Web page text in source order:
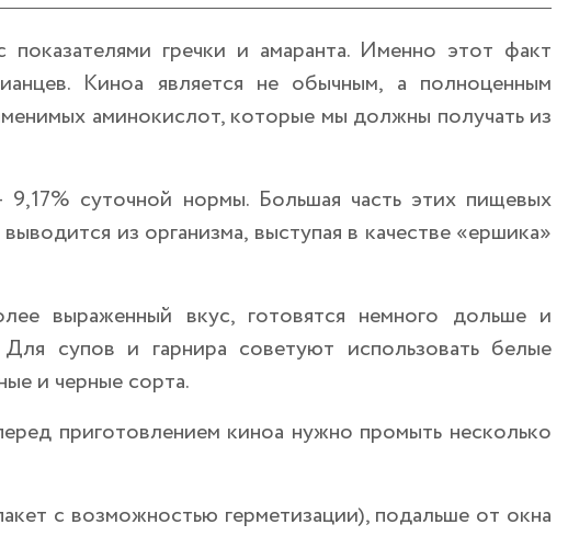
гречки и амаранта. Именно этот факт
Киноа является не обычным, а полноценным
аминокислот, которые мы должны получать из
суточной нормы. Большая часть этих пищевых
из организма, выступая в качестве «ершика»
выраженный вкус, готовятся немного дольше и
Для супов и гарнира советуют использовать белые
и черные сорта.
приготовлением киноа нужно промыть несколько
с возможностью герметизации), подальше от окна